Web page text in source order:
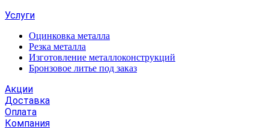
Услуги
Оцинковка металла
Резка металла
Изготовление металлоконструкций
Бронзовое литье под заказ
Акции
Доставка
Оплата
Компания